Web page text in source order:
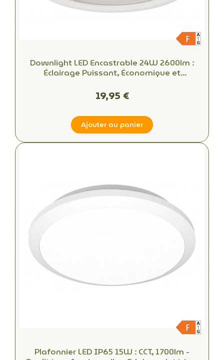
Downlight LED Encastrable 24W 2600lm :
Éclairage Puissant, Économique et
19,95 €
Ajouter au panier
Plafonnier LED IP65 15W : CCT, 1700lm -